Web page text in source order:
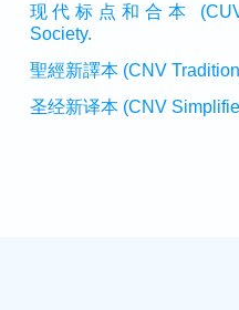
现代标点和合本
Society.
聖經新譯本 (CNV
圣经新译本 (CNV